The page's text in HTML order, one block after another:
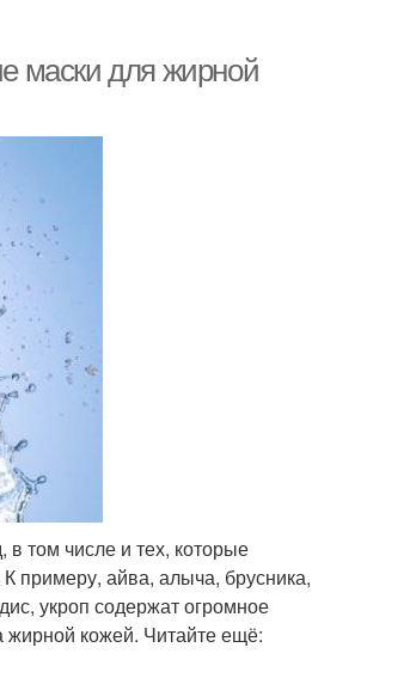
маски для жирной
том числе и тех, которые
примеру, айва, алыча, брусника,
укроп содержат огромное
жирной кожей. Читайте ещё: